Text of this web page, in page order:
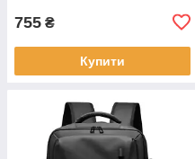
755 ₴
Купити